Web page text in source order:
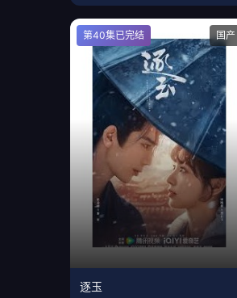
国产
第40集已完结
逐玉